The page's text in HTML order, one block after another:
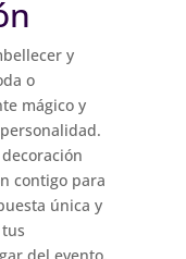
y
o
mágico y
contigo para
única y